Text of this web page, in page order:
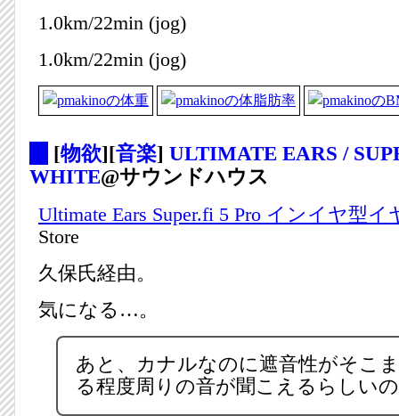
1.0km/22min (jog)
1.0km/22min (jog)
[物欲][音楽]ULTIMATE EARS /
WHITE@サウンドハウス
Ultimate Ears Super.fi 5 Pro インイヤ型
Store
久保氏経由。
気になる…。
あと、カナルなのに遮音性がそこ
る程度周りの音が聞こえるらしい